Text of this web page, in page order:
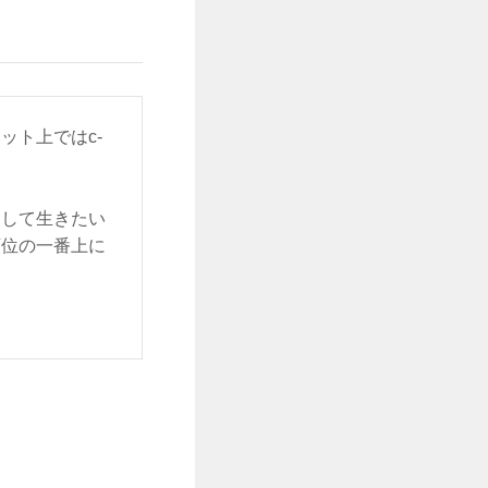
ト上ではc-
て生きたい
の一番上に